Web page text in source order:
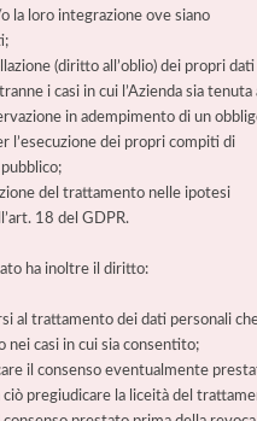
la loro integrazione ove siano
(diritto all’oblio) dei propri dati
i casi in cui l’Azienda sia tenuta
in adempimento di un
l’esecuzione dei propri compiti di
del trattamento nelle ipotesi
18 del GDPR.
ha inoltre il diritto:
al trattamento dei dati personali
nei casi in cui sia consentito;
il consenso eventualmente
ciò pregiudicare la liceità del